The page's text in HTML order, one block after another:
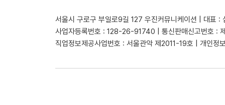
서울시 구로구 부일로9길 127 우진커뮤니케이션 | 대표 :
사업자등록번호 : 128-26-91740 | 통신판매신고번호 :
직업정보제공사업번호 : 서울관악 제2011-19호 | 개인정